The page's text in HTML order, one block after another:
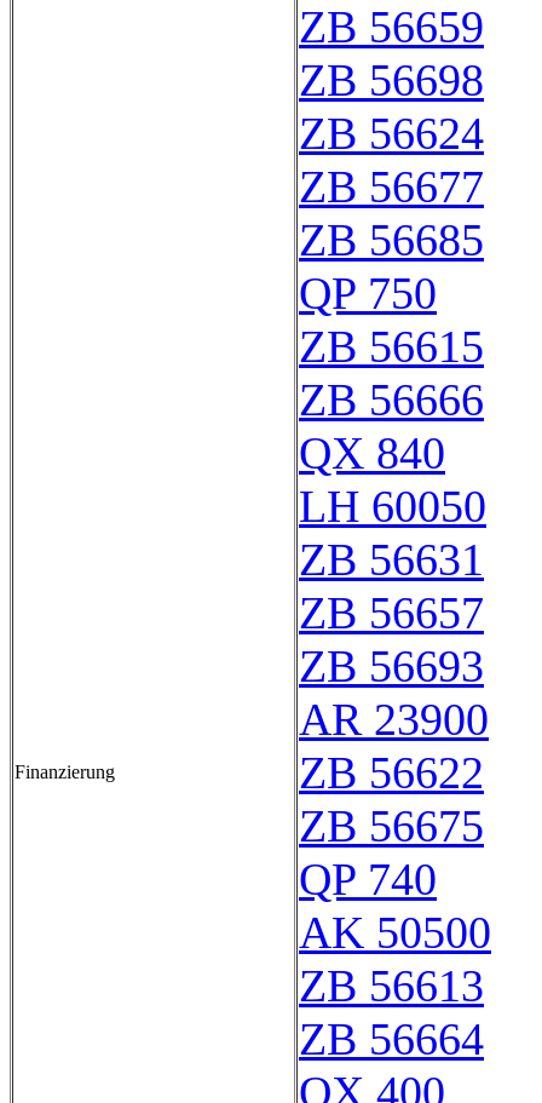
Finanzierung
ZB 56659
ZB 56698
ZB 56624
ZB 56677
ZB 56685
QP 750
ZB 56615
ZB 56666
QX 840
LH 60050
ZB 56631
ZB 56657
ZB 56693
AR 23900
ZB 56622
ZB 56675
QP 740
AK 50500
ZB 56613
ZB 56664
QX 400